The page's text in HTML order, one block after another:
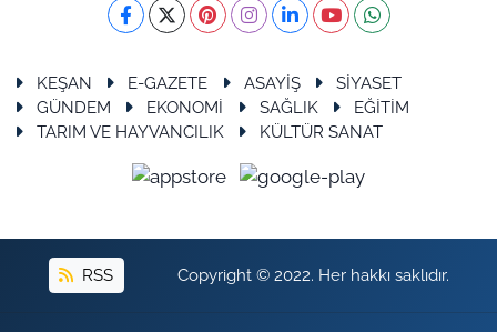
KEŞAN E-GAZETE ASAYİŞ
SİYASET
GÜNDEM
EKONOMİ SAĞLIK
EĞİTİM
TARIM VE HAYVANCILIK
KÜLTÜR SANAT
RSS Copyright © 2022. Her hakkı saklıdır.